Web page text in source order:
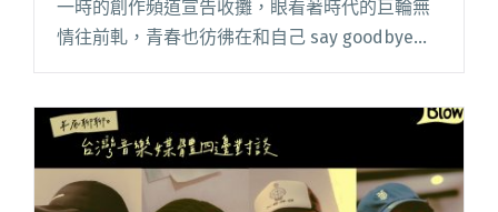
一時的創作頻道宣告收攤，眼看著時代的巨輪無
情往前軋，青春也彷彿在和自己 say goodbye。
春天，一下子閱讀全文 "2025大港開唱回顧：轉
生到高雄駁二的我，成了快快樂樂的大港人"